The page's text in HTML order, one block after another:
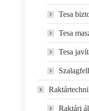
Tesa
Tesa
Tesa
Raktári